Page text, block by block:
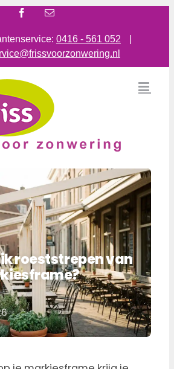
Facebook
E-
0416 - 561 052
roeststrepen van